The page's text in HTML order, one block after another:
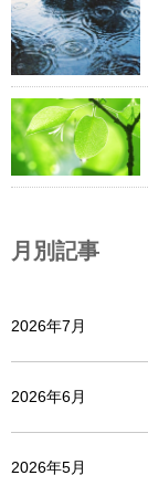
月別記事
2026年7月
2026年6月
2026年5月